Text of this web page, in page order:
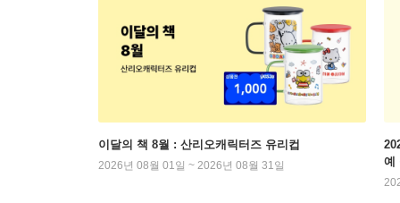
이달의 책 8월 : 산리오캐릭터즈 유리컵
2026년 08월 01일 ~ 2026년 08월 31일
예